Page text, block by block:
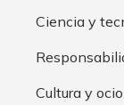
Ciencia y
Cultura y ocio